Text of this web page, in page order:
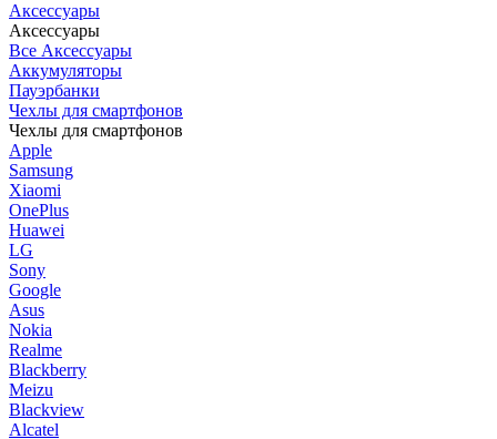
Аксессуары
Аксессуары
Все Аксессуары
Аккумуляторы
Пауэрбанки
Чехлы для смартфонов
Чехлы для смартфонов
Apple
Samsung
Xiaomi
OnePlus
Huawei
LG
Sony
Google
Asus
Nokia
Realme
Blackberry
Meizu
Blackview
Alcatel